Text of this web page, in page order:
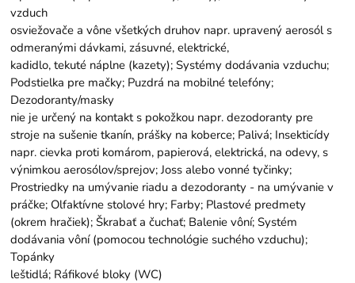
vzduch
osviežovače a vône všetkých druhov napr. upravený aerosól s
odmeranými dávkami, zásuvné, elektrické,
kadidlo, tekuté náplne (kazety); Systémy dodávania vzduchu;
Podstielka pre mačky; Puzdrá na mobilné telefóny;
Dezodoranty/masky
nie je určený na kontakt s pokožkou napr. dezodoranty pre
stroje na sušenie tkanín, prášky na koberce; Palivá; Insekticídy
napr. cievka proti komárom, papierová, elektrická, na odevy, s
výnimkou aerosólov/sprejov; Joss alebo vonné tyčinky;
Prostriedky na umývanie riadu a dezodoranty - na umývanie v
práčke; Olfaktívne stolové hry; Farby; Plastové predmety
(okrem hračiek); Škrabať a čuchať; Balenie vôní; Systém
dodávania vôní (pomocou technológie suchého vzduchu);
Topánky
leštidlá; Ráfikové bloky (WC)